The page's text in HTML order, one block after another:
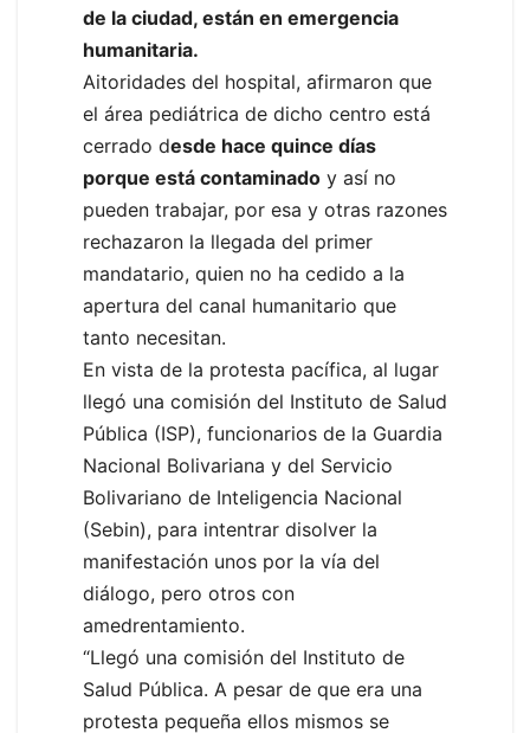
de la ciudad, están en emergencia
humanitaria.
Aitoridades del hospital, afirmaron que
el área pediátrica de dicho centro está
cerrado desde hace quince días
porque está contaminado y así no
pueden trabajar, por esa y otras razones
rechazaron la llegada del primer
mandatario, quien no ha cedido a la
apertura del canal humanitario que
tanto necesitan.
En vista de la protesta pacífica, al lugar
llegó una comisión del Instituto de Salud
Pública (ISP), funcionarios de la Guardia
Nacional Bolivariana y del Servicio
Bolivariano de Inteligencia Nacional
(Sebin), para intentrar disolver la
manifestación unos por la vía del
diálogo, pero otros con
amedrentamiento.
“Llegó una comisión del Instituto de
Salud Pública. A pesar de que era una
protesta pequeña ellos mismos se